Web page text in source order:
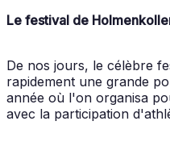
Le festival de
De nos jours, le célèbre
rapidement une grande
année où l'on organisa
avec la participation